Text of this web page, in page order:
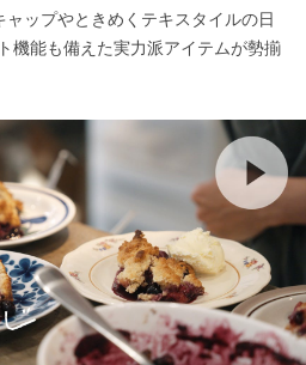
ップやときめくテキスタイルの日
機能も備えた実力派アイテムが勢揃